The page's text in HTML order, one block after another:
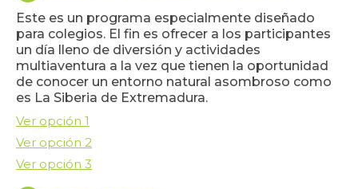
Este es un programa especialmente diseñado
para colegios. El fin es ofrecer a los participantes
un día lleno de diversión y actividades
multiaventura a la vez que tienen la oportunidad
de conocer un entorno natural asombroso como
es La Siberia de Extremadura.
Ver opción 1
Ver opción 2
Ver opción 3